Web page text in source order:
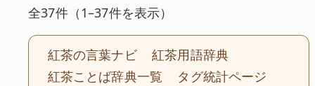
全37件（1–37件を表示）
紅茶の言葉ナビ
紅茶用語辞典
紅茶ことば辞典一覧
タグ統計ページ